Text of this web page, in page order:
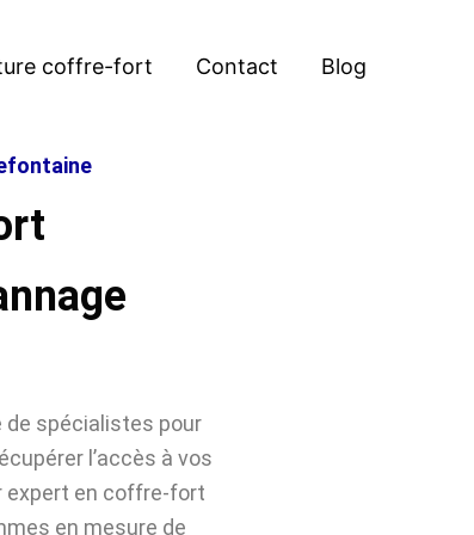
coffre-fort Contact Blog
de spécialistes pour
l’accès à vos
expert en coffre-fort
en mesure de